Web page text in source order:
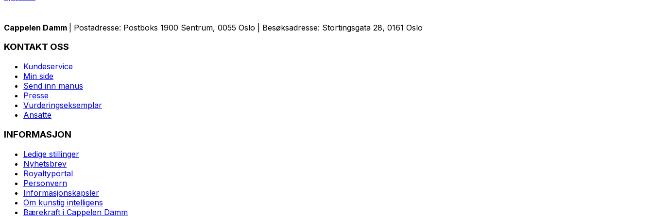
Cappelen Damm | Postadresse: Postboks 1900 Sentrum, 0055 Oslo | Besøksadresse: Stortingsgata 28, 0161 Oslo
KONTAKT OSS
Kundeservice
Min side
Send inn manus
Presse
Vurderingseksemplar
Ansatte
INFORMASJON
Ledige stillinger
Nyhetsbrev
Royaltyportal
Personvern
Informasjonskapsler
Om kunstig intelligens
Bærekraft i Cappelen Damm